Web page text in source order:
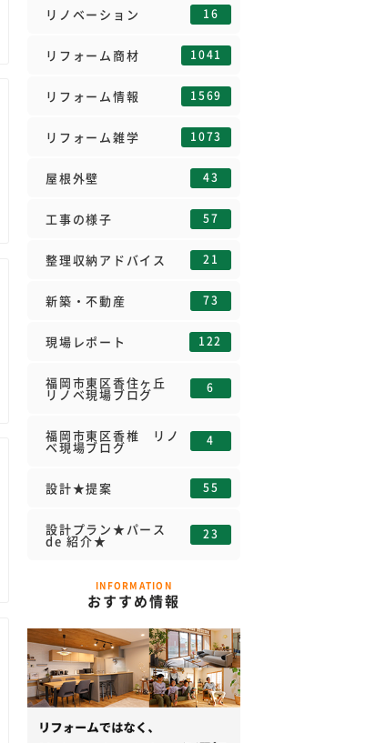
リノベーション 16
リフォーム商材 1041
リフォーム情報 1569
リフォーム雑学 1073
屋根外壁 43
工事の様子 57
整理収納アドバイス 21
新築・不動産 73
現場レポート 122
福岡市東区香住ヶ丘
リノベ現場ブログ 6
福岡市東区香椎 リノ
ベ現場ブログ 4
設計★提案 55
設計プラン★パース
de 紹介★ 23
INFORMATION
おすすめ情報